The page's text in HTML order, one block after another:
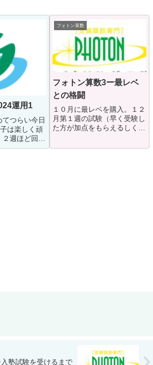
運用1
つらい今日
は楽しく頑
週ほど回し
ターン化をし
フォトン算数
フォトン算数3ー最レベ
との格闘
１０月に最レベを購入。１２
月第１週の試験（早く受験し
た方が加点をもらえるしくみ
塾試験を受けるまで